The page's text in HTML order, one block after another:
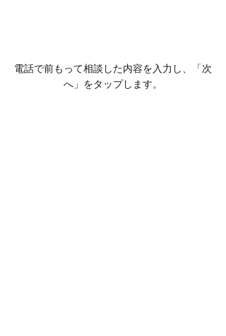
電話で前もって相談した内容を入力し、「次
へ」をタップします。